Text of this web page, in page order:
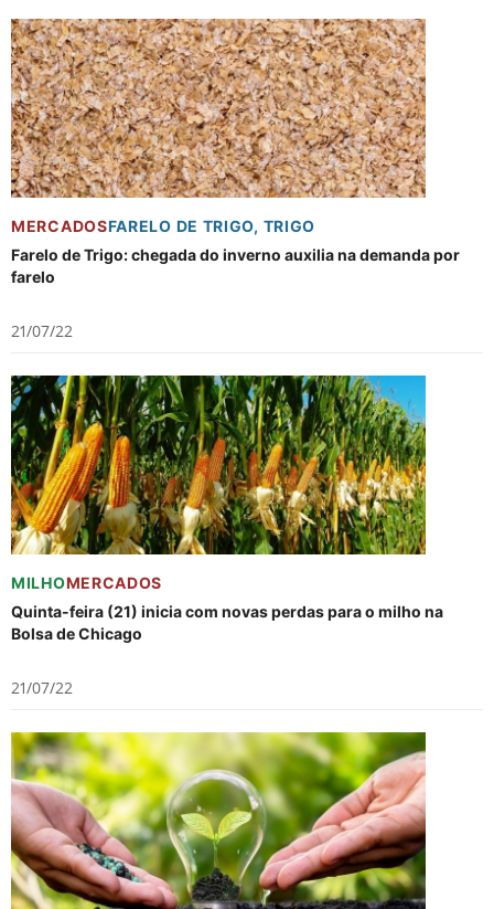
MERCADOSFARELO DE TRIGO, TRIGO
Farelo de Trigo: chegada do inverno auxilia na demanda por
farelo
21/07/22
MILHOMERCADOS
Quinta-feira (21) inicia com novas perdas para o milho na
Bolsa de Chicago
21/07/22